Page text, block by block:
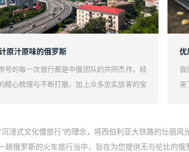
原汁原味的俄罗斯
号的每一次旅行都是中俄团队的共同杰作。经
精心梳理与不断打磨，加上众多忠实旅客的宝
化探索之旅。
优
我
来
供
浸式文化慢旅行”的理念，将西伯利亚大铁路的壮丽
俄罗斯的火车旅行当中，旨在为您提供无与伦比的俄